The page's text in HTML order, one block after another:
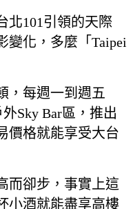
北101引領的天際
變化，多麼「Taipei
，每週一到週五
Sky Bar區，推出
價格就能享受大台
而卻步，事實上這
小酒就能盡享高樓